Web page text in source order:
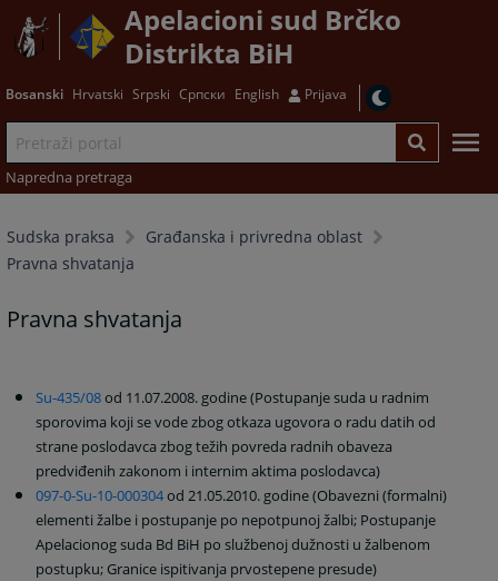
Apelacioni sud Brčko
Distrikta BiH
Bosanski Hrvatski Srpski Српски English Prijava
Napredna pretraga
Sudska praksa
Građanska i privredna oblast
Pravna shvatanja
Pravna shvatanja
Su-435/08od 11.07.2008. godine (Postupanje suda u radnim
sporovima koji se vode zbog otkaza ugovora o radu datih od
strane poslodavca zbog težih povreda radnih obaveza
predviđenih zakonom i internim aktima poslodavca)
097-0-Su-10-000304od 21.05.2010. godine (Obavezni (formalni)
elementi žalbe i postupanje po nepotpunoj žalbi; Postupanje
Apelacionog suda Bd BiH po službenoj dužnosti u žalbenom
postupku; Granice ispitivanja prvostepene presude)